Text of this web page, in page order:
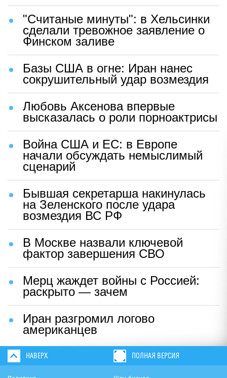
"Считаные минуты": в Хельсинки
сделали тревожное заявление о
Финском заливе
Базы США в огне: Иран нанес
сокрушительный удар возмездия
Любовь Аксенова впервые
высказалась о роли порноактрисы
Война США и ЕС: в Европе
начали обсуждать немыслимый
сценарий
Бывшая секретарша накинулась
на Зеленского после удара
возмездия ВС РФ
В Москве назвали ключевой
фактор завершения СВО
Мерц жаждет войны с Россией:
раскрыто — зачем
Иран разгромил логово
американцев
НАВЕРХ ПОЛНАЯ ВЕРСИЯ